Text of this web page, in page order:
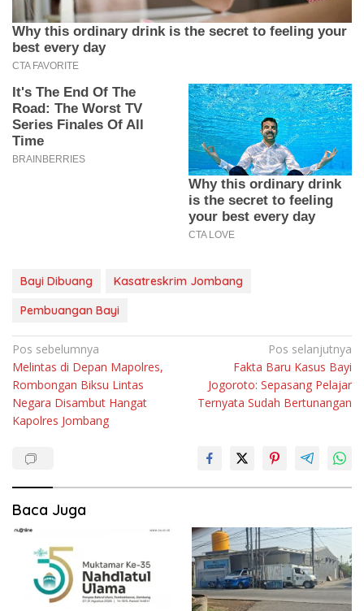
Bayi Dibuang
Kasatreskrim Jombang
Pembuangan Bayi
Navigasi
pos
Pos sebelumnya
Melintas di Depan Mapolres,
Rombongan Biksu Lintas
Negara Disambut Hangat
Kapolres Jombang
Pos selanjutnya
Fakta Baru Kasus Bayi
Jogoroto: Sepasang Pelajar
Ternyata Sudah Bertunangan
Baca Juga